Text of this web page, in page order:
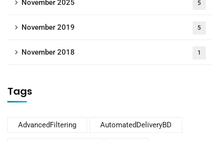
November 2025 5
November 2019 5
November 2018 1
Tags
AdvancedFiltering AutomatedDeliveryBD